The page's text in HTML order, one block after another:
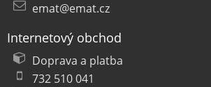
emat@emat.cz
Internetový obchod
Doprava a platba
732 510 041